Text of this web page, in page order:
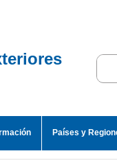
Países y